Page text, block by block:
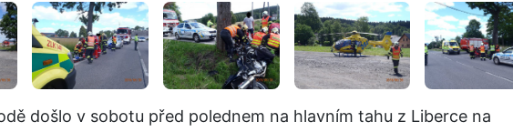
došlo v sobotu před polednem na hlavním tahu z Liberce na